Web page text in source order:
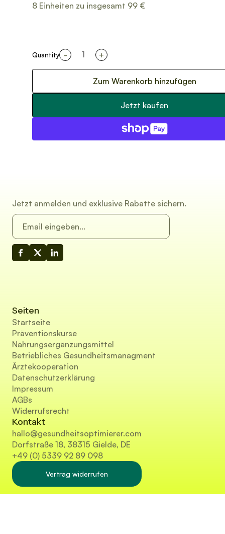
8 Einheiten zu insgesamt 99 €
Quantity - +
Zum Warenkorb hinzufügen
Jetzt kaufen
Jetzt anmelden und exklusive Rabatte sichern.
Seiten
Startseite
Präventionskurse
Nahrungsergänzungsmittel
Betriebliches Gesundheitsmanagment
Ärztekooperation
Datenschutzerklärung
Impressum
AGBs
Widerrufsrecht
Kontakt
hallo@gesundheitsoptimierer.com
Dorfstraße 18, 38315 Gielde, DE
+49 (0) 5339 92 89 098
Vertrag widerrufen